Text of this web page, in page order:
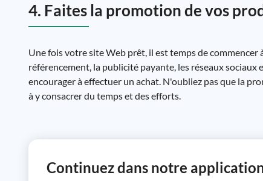
4. Faites la promotion de vos
Une fois votre site Web prêt, il est temps de
référencement, la publicité payante, les réseaux sociaux
encourager à effectuer un achat. N'oubliez pas que la
à y consacrer du temps et des efforts.
Continuez dans notre